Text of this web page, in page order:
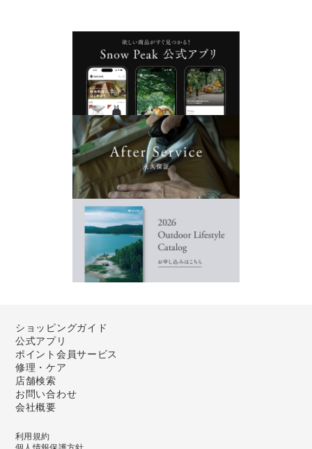
ショッピングガイド
公式アプリ
ポイント会員サービス
修理・ケア
店舗検索
お問い合わせ
会社概要
利用規約